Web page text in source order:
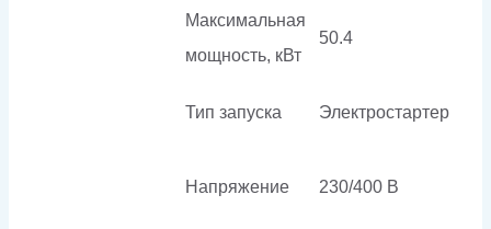
Максимальная
мощность, кВт
50.4
Тип запуска Электростартер
Напряжение 230/400 В